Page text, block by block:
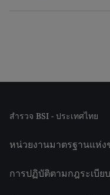
สำรวจ BSI - ประเทศไทย
หน่วยงานมาตรฐานแห่ง
การปฏิบัติตามกฎระเบีย